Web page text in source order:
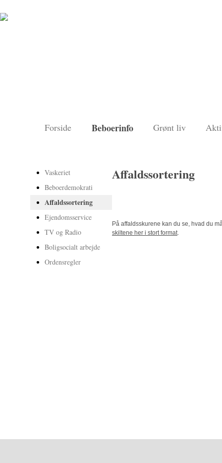
Forside Beboerinfo Grønt liv
Vaskeriet
Beboerdemokrati
Affaldssortering
Ejendomsservice
TV og Radio
Boligsocialt arbejde
Ordensregler
Affaldssortering
På affaldsskurene kan du se, hvad du
skiltene her i stort format.